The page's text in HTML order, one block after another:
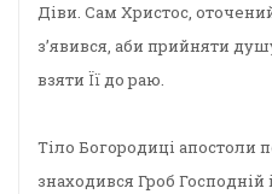
Діви. Сам Христос,
з’явився, аби прийняти
взяти Її до раю.
Тіло Богородиці апостоли
знаходився Гроб Господній